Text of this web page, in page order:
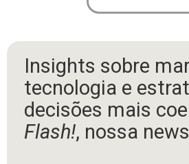
Insights sobre
tecnologia e
decisões mais
Flash!, nossa